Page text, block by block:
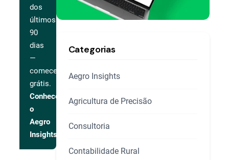
dos
últimos
90
dias
—
comece
grátis.
Conhecer
o
Aegro
Insights
Categorias
Aegro Insights
Agricultura de Precisão
Consultoria
Contabilidade Rural